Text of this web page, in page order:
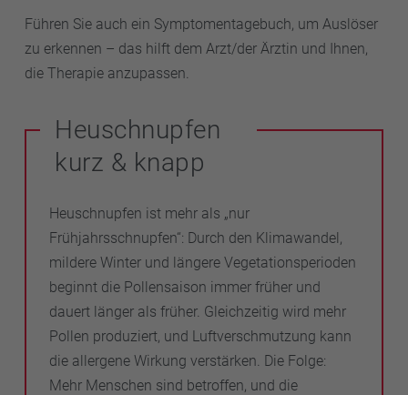
Führen Sie auch ein Symptomentagebuch, um Auslöser
zu erkennen – das hilft dem Arzt/der Ärztin und Ihnen,
die Therapie anzupassen.
Heuschnupfen
kurz & knapp
Heuschnupfen ist mehr als „nur
Frühjahrsschnupfen“: Durch den Klimawandel,
mildere Winter und längere Vegetationsperioden
beginnt die Pollensaison immer früher und
dauert länger als früher. Gleichzeitig wird mehr
Pollen produziert, und Luftverschmutzung kann
die allergene Wirkung verstärken. Die Folge:
Mehr Menschen sind betroffen, und die